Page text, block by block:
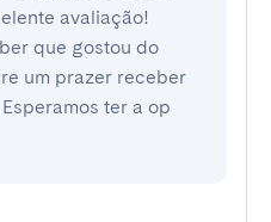
avaliação!
que gostou do
um prazer receber
ter a op